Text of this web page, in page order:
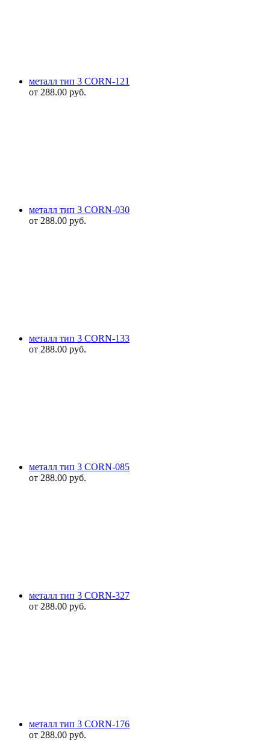
металл тип 3 CORN-121
от 288.00 руб.
металл тип 3 CORN-030
от 288.00 руб.
металл тип 3 CORN-133
от 288.00 руб.
металл тип 3 CORN-085
от 288.00 руб.
металл тип 3 CORN-327
от 288.00 руб.
металл тип 3 CORN-176
от 288.00 руб.